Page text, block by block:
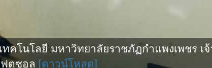
คโนโลยี มหาวิทยาลัยราชภัฏกำแพงเพชร
ตซอล [ดาวน์โหลด]